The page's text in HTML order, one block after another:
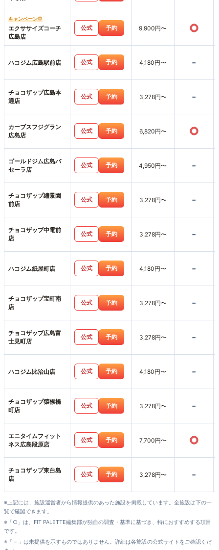
キャンペーン中
エクササイズコーチ
広島店
公式 予約 9,900円〜 ○
ハコジム広島駅前店 公式 予約 4,180円〜 -
チョコザップ広島本
通店
公式 予約 3,278円〜 -
カーブスフジグラン
広島店
公式 予約 6,820円〜 ○
ゴールドジム広島パ
セーラ店
公式 予約 4,950円〜 -
チョコザップ縮景園
前店
公式 予約 3,278円〜 -
チョコザップ中電前
店
公式 予約 3,278円〜 -
ハコジム紙屋町店 公式 予約 4,180円〜 -
チョコザップ宝町南
店
公式 予約 3,278円〜 -
チョコザップ広島富
士見町店
公式 予約 3,278円〜 -
ハコジム比治山店 公式 予約 4,180円〜 -
チョコザップ猿猴橋
町店
公式 予約 3,278円〜 -
エニタイムフィット
ネス広島段原店
公式 予約 7,700円〜 ○
チョコザップ東白島
店
公式 予約 3,278円〜 -
※上記には、施設運営者から情報提供のあった施設を掲載しています。全施設は下の一
覧で確認できます。
※「○」は、FIT PALETTE編集部が独自の調査・基準に基づき、特におすすめする項目
です。
※「－」は未提供を示すものではありません。詳細は各施設の公式サイトをご確認くだ